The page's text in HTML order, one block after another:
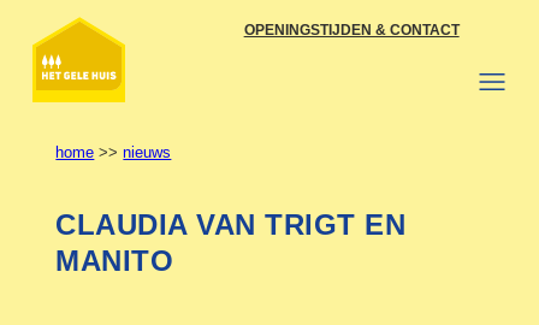
naar
inhoud
OPENINGSTIJDEN & CONTACT
home >>nieuws
CLAUDIA VAN TRIGT EN
MANITO